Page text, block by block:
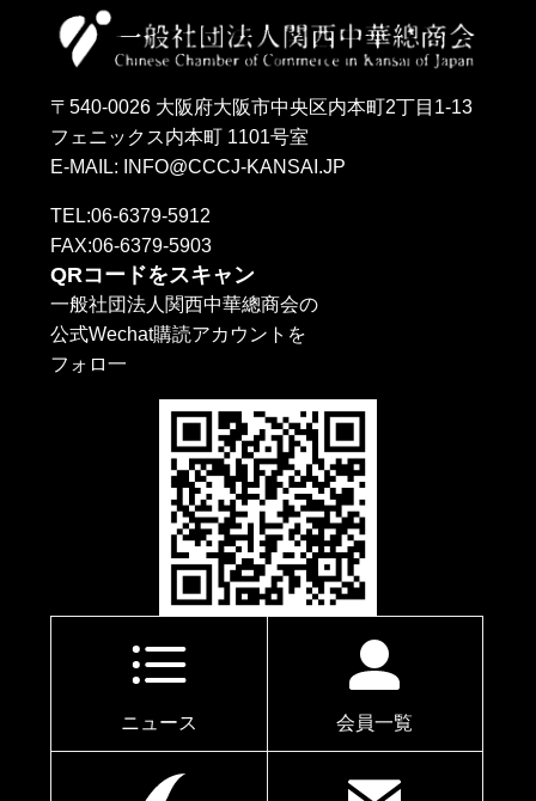
〒540-0026 大阪府大阪市中央区内本町2丁目1-13
フェニックス内本町 1101号室
E-MAIL: INFO@CCCJ-KANSAI.JP
TEL:06-6379-5912
FAX:06-6379-5903
QRコードをスキャン
一般社団法人関西中華總商会の
公式Wechat購読アカウントを
フォロ一
ニュース 会員一覧